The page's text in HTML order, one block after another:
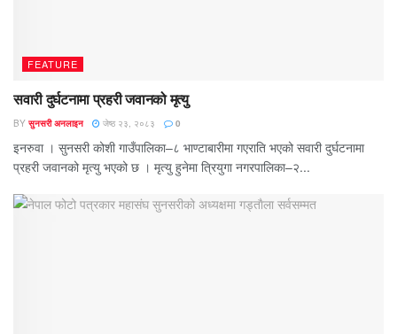
FEATURE
सवारी दुर्घटनामा प्रहरी जवानको मृत्यु
BY सुनसरी अनलाइन जेष्ठ २३, २०८३ 0
इनरुवा । सुनसरी कोशी गाउँपालिका–८ भाण्टाबारीमा गएराति भएको सवारी दुर्घटनामा
प्रहरी जवानको मृत्यु भएको छ । मृत्यु हुनेमा त्रियुगा नगरपालिका–२...